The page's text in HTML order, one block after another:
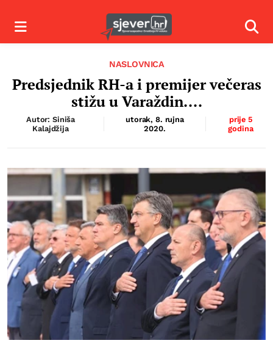
Izbornik
NASLOVNICA
Predsjednik RH-a i premijer večeras
stižu u Varaždin....
Autor: Siniša
Kalajdžija
utorak, 8. rujna
2020.
prije 5
godina